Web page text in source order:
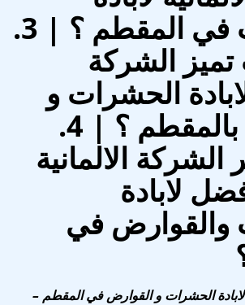
الحشرات في المقطم ؟ | 3.
الشركة
لابادة الحشرات و
القوارض بالمقطم ؟ | 4.
الشركة الالمانية
لابادة
والقوارض في
لابادة الحشرات و القوارض في المقطم –